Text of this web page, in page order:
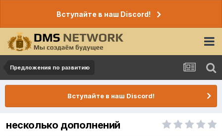
Вступайте в наш Discord!
Предложения по развитию
Вступайте в наш Discord!
несколько дополнений